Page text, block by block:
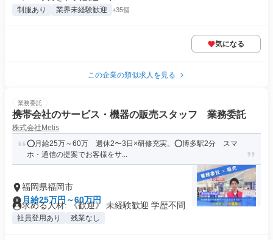
制服あり 業界未経験歓迎 +35個
気になる
この企業の類似求人を見る
業務委託
携帯会社のサービス・機器の販売スタッフ 業務委託
株式会社Metis
⭕月給25万～60万 週休2〜3日×研修充実。⭕博多駅2分 スマ
ホ・通信の提案でお客様をサ...
福岡県福岡市
月給25万円～60万円
求める人材: 《歓迎》 未経験歓迎 学歴不問
社員登用あり 残業なし